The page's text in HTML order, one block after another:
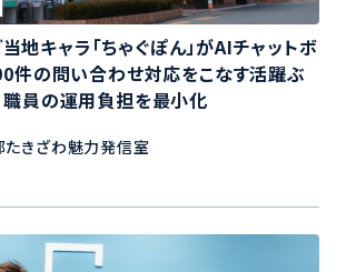
地キャラ「ちゃぐぽん」がAIチャットボ
件の問い合わせ対応をこなす活躍ぶ
職員の運用負担を最小化
きざわ魅力発信室